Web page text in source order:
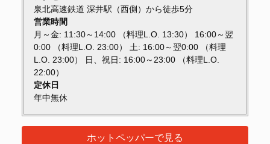
泉北高速鉄道 深井駅（西側）から徒歩5分
営業時間
月～金: 11:30～14:00 （料理L.O. 13:30） 16:00～翌
0:00 （料理L.O. 23:00） 土: 16:00～翌0:00 （料理
L.O. 23:00） 日、祝日: 16:00～23:00 （料理L.O.
22:00）
定休日
年中無休
ホットペッパーで見る